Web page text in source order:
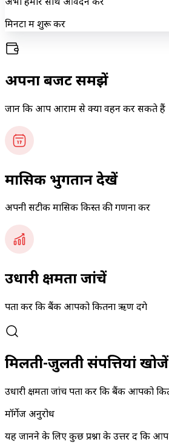
अभी हमारे साथ आवेदन करें
मिनटों में शुरू करें
अपना बजट समझें
जानें कि आप आराम से क्या वहन कर सकते हैं
मासिक भुगतान देखें
अपनी सटीक मासिक किस्त की गणना करें
उधारी क्षमता जांचें
पता करें कि बैंक आपको कितना ऋण देंगे
मिलती-जुलती संपत्तियां खोजें
उधारी क्षमता जांचें पता करें कि बैंक आपको
मॉर्गेज अनुरोध
यह जानने के लिए कुछ प्रश्नों के उत्तर दें कि